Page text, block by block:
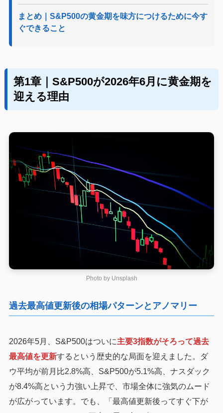
まとめ｜S&P500の黄金期を味方につけるために今す
ぐできること
第1章｜S&P500が2026年6月に黄金期を
迎える理由
Photo by Unsplash
過去最高値更新後の相場パターンとアノマリー
2026年5月、S&P500はついに主要3指数がそろって過去
最高値を更新するという歴史的な局面を迎えました。ダ
ウ平均が前月比2.8%高、S&P500が5.1%高、ナスダック
が8.4%高という力強い上昇で、市場全体に強気のムード
が広がっています。でも、「最高値更新後ってすぐ下が